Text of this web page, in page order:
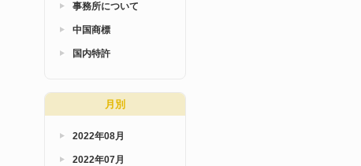
事務所について
中国商標
国内特許
月別
2022年08月
2022年07月